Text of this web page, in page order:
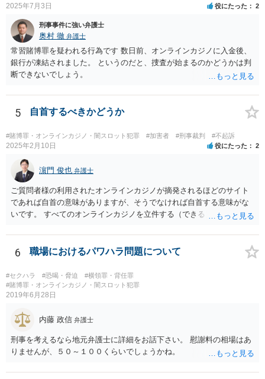
す。また、福袋のように購入価格と同程度以上の品物が必ず入ってい
ると信じていたのであれば、賭博の故意はなく犯罪にはあたらないで
しょう。 この点、例えば木曽崇さんが賭博にあたる可能性を指摘して
いますが、その内容は正当だと思います。
2025年7月3日 役にたった 2
刑事事件に強い弁護士
奥村 徹 弁護士
常習賭博罪を疑われる行為です 数日前、オンラインカジノに入金後、
銀行が凍結されました。 というのだと、捜査が始まるのかどうかは判
断できないでしょう。
5 自首するべきかどうか
#賭博罪・オンラインカジノ・闇スロット犯罪 #加害者 #刑事裁判 #不起訴
2025年2月10日 役にたった 2
濵門 俊也 弁護士
ご質問者様の利用されたオンラインカジノが摘発されるほどのサイト
であれば自首の意味がありますが、そうでなければ自首する意味がな
いです。 すべてのオンラインカジノを立件する（できる）わけでもな
6 職場におけるパワハラ問題について
#セクハラ #恐喝・脅迫
#横領罪・背任罪
#賭博罪・オンラインカジノ・闇スロット犯罪
2019年6月28日
内藤 政信 弁護士
刑事を考えるなら地元弁護士に詳細をお話下さい。 慰謝料の相場はあ
りませんが、５０～１００くらいでしょうかね。